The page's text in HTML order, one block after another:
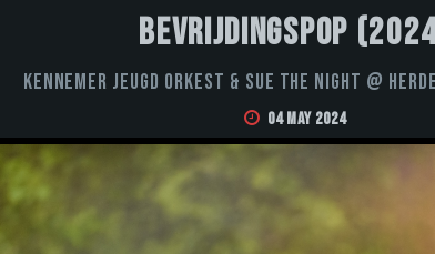
Bevrijdingspop
Kennemer Jeugd Orkest & Sue the Night @
04 May 2024